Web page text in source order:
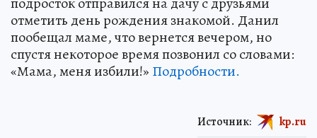
отметить день рождения знакомой. Данил
пообещал маме, что вернется вечером, но
спустя некоторое время позвонил со словами:
«Мама, меня избили!» Подробности.
Источник: kp.ru